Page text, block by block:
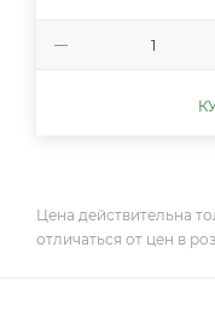
Цена действительна
отличаться от цен в